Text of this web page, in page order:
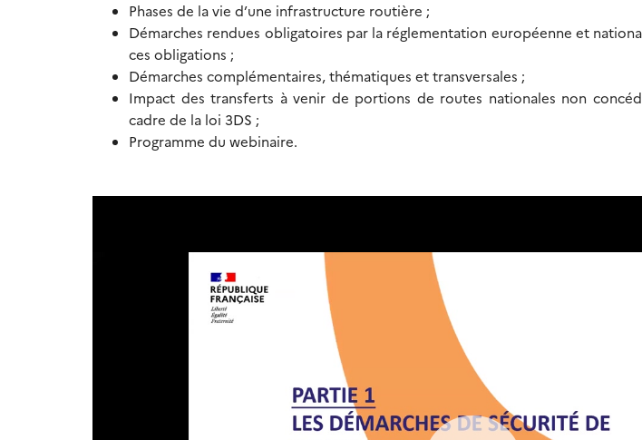
Phases de la vie d’une infrastructure routière ;
Démarches rendues obligatoires par la réglementation européenne et
ces obligations ;
Démarches complémentaires, thématiques et transversales ;
Impact des transferts à venir de portions de routes nationales non
cadre de la loi 3DS ;
Programme du webinaire.